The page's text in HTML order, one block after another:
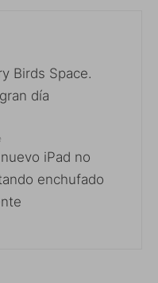
Birds Space.
día
iPad no
enchufado